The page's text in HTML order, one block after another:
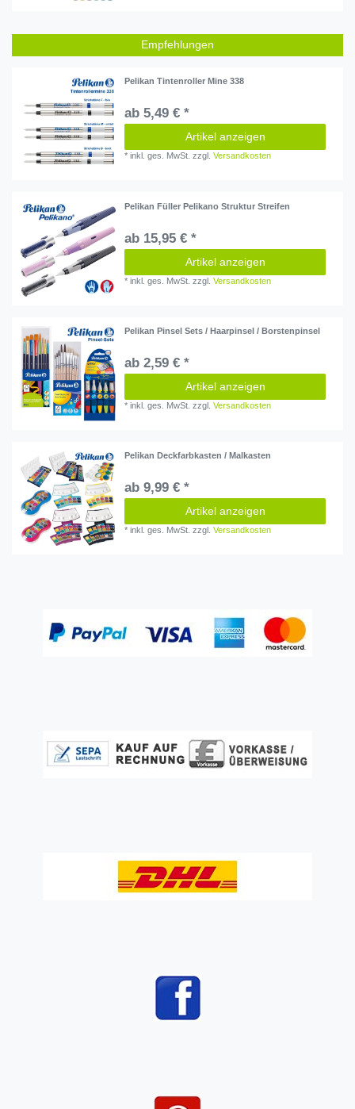
Empfehlungen
Pelikan Tintenroller Mine 338
ab 5,49 € *
Artikel anzeigen
*inkl. ges. MwSt. zzgl.Versandkosten
Pelikan Füller Pelikano Struktur Streifen
ab 15,95 € *
Artikel anzeigen
*inkl. ges. MwSt. zzgl.Versandkosten
Pelikan Pinsel Sets / Haarpinsel / Borstenpinsel
ab 2,59 € *
Artikel anzeigen
*inkl. ges. MwSt. zzgl.Versandkosten
Pelikan Deckfarbkasten / Malkasten
ab 9,99 € *
Artikel anzeigen
*inkl. ges. MwSt. zzgl.Versandkosten